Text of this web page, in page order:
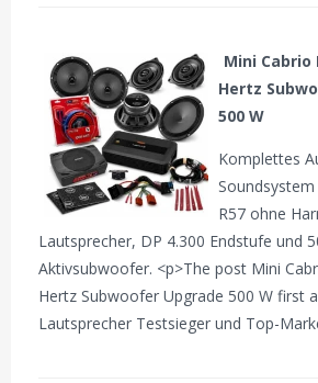
Mini Cabrio
Hertz
500 W
Komplettes
R57 ohne
Lautsprecher, DP 4.300 Endstufe und
Aktivsubwoofer. <p>The post Mini
Hertz Subwoofer Upgrade 500 W first
Lautsprecher Testsieger und Top-